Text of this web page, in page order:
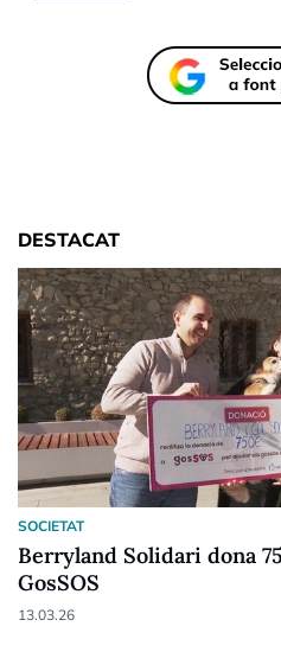
DESTACAT
SOCIETAT
Berryland Solidari dona
GosSOS
13.03.26